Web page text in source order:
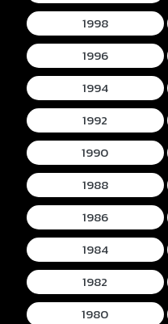
1998
1996
1994
1992
1990
1988
1986
1984
1982
1980